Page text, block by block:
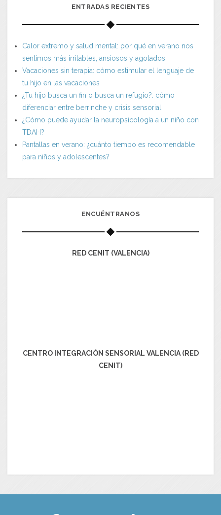
ENTRADAS RECIENTES
Calor extremo y salud mental: por qué en verano nos
sentimos más irritables, ansiosos y agotados
Vacaciones sin terapia: cómo estimular el lenguaje de
tu hijo en las vacaciones
¿Tu hijo busca un fin o busca un refugio?: cómo
diferenciar entre berrinche y crisis sensorial
¿Cómo puede ayudar la neuropsicología a un niño con
TDAH?
Pantallas en verano: ¿cuánto tiempo es recomendable
para niños y adolescentes?
ENCUÉNTRANOS
RED CENIT (VALENCIA)
CENTRO INTEGRACIÓN SENSORIAL VALENCIA (RED
CENIT)